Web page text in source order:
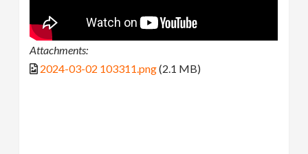
Attachments:
2024-03-02 103311.png(2.1 MB)